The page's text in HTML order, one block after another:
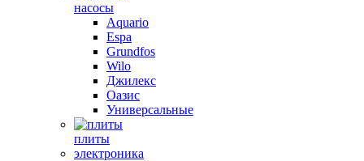
насосы
Aquario
Espa
Grundfos
Wilo
Джилекс
Оазис
Универсальные
плиты
электроника